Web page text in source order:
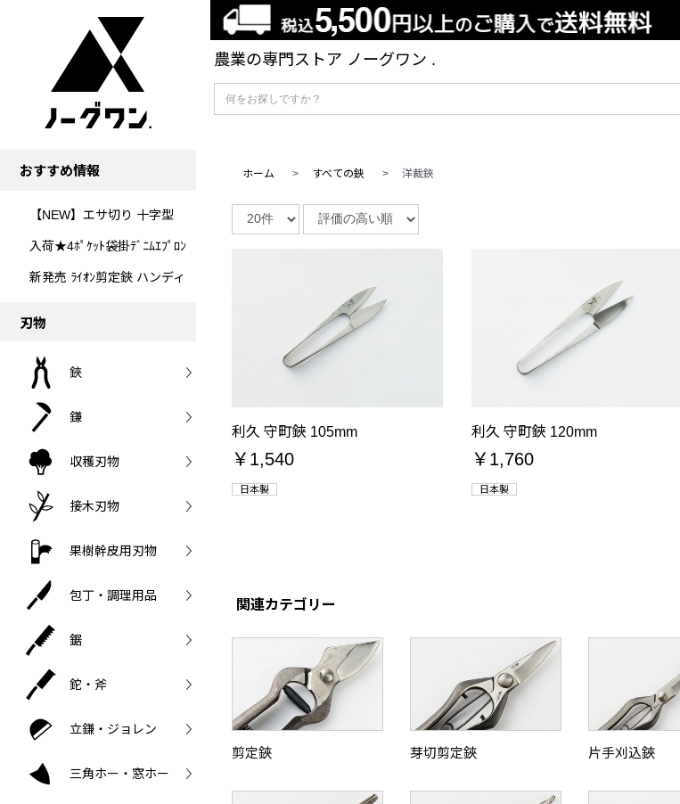
農業の専門ストア ノーグワン .
おすすめ情報
【NEW】エサ切り 十字型
入荷★4ﾎﾟｹｯﾄ袋掛ﾃﾞﾆﾑｴﾌﾟﾛﾝ
新発売 ﾗｲｵﾝ剪定鋏 ハンディ
刃物
鋏
鎌
収穫刃物
接木刃物
果樹幹皮用刃物
包丁・調理用品
鋸
鉈・斧
立鎌・ジョレン
三角ホー・窓ホー
ホーム > すべての鋏 > 洋裁鋏
利久 守町鋏 105mm
￥1,540
日本製
利久 守町鋏 120mm
￥1,760
日本製
関連カテゴリー
剪定鋏 芽切剪定鋏 片手刈込鋏